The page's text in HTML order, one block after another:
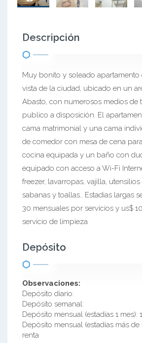
Descripción
Muy bonito y soleado apartamento
vista de la ciudad, ubicado en un
Abasto, con numerosos medios de
publico a disposición. El
cama matrimonial y una cama
de comedor con mesa de cena
cocina equipada y un baño con
equipado con acceso a Wi-Fi
freezer, lavarropas, vajilla,
sabanas y toallas.. Estadias largas
30 mensuales por servicios y us$
servicio de limpieza
Depósito
Observaciones:
Depósito diario:
Depósito semanal:
Depósito mensual (estadías 1 mes):
Depósito mensual (estadías más de
renta